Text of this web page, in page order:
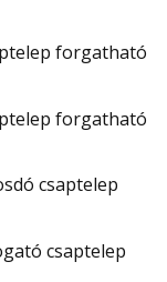
forgatható
forgatható
csaptelep
csaptelep